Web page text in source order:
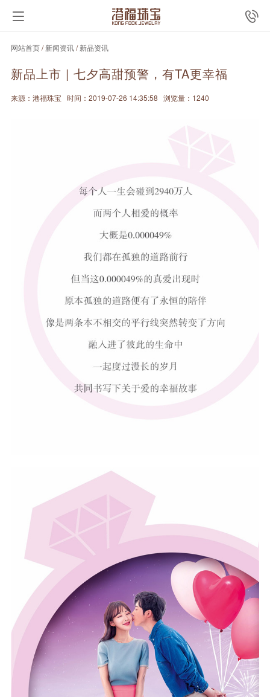
网站首页/新闻资讯/新品资讯
新品上市 | 七夕高甜预警，有TA更幸福
来源：港福珠宝 时间：2019-07-26 14:35:58 浏览量：1240